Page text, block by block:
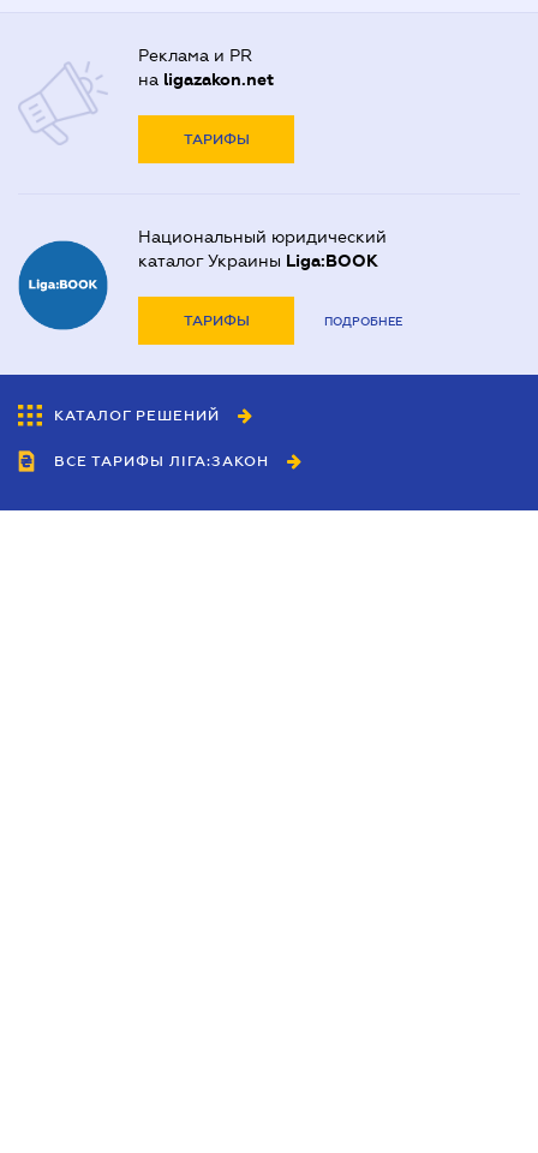
Реклама и PR
на ligazakon.net
ТАРИФЫ
Национальный юридический
каталог Украины Liga:BOOK
ТАРИФЫ ПОДРОБНЕЕ
КАТАЛОГ РЕШЕНИЙ
ВСЕ ТАРИФЫ ЛІГА:ЗАКОН